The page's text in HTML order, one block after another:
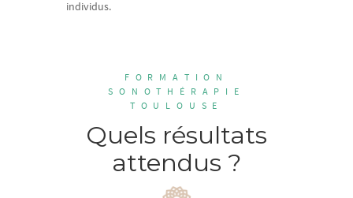
individus.
FORMATION
SONOTHÉRAPIE
TOULOUSE
Quels résultats
attendus ?